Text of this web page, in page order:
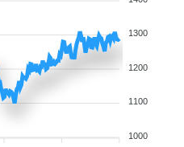
1300
1200
1100
1000